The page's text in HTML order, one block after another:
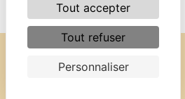
Tout accepter
Tout refuser
Personnaliser